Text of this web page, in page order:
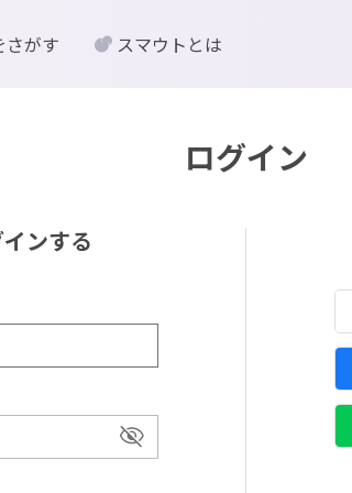
ログイン
ンする
さがす スマウトとは